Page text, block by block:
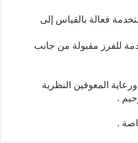
فعالة بالقياس إلى
للفرز مقبولة من جانب
المعوقين النظرية
.
.